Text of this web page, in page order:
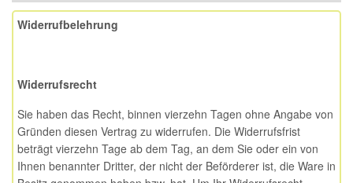
Widerrufbelehrung
Widerrufsrecht
Sie haben das Recht, binnen vierzehn Tagen ohne Angabe von
Gründen diesen Vertrag zu widerrufen. Die Widerrufsfrist
beträgt vierzehn Tage ab dem Tag, an dem Sie oder ein von
Ihnen benannter Dritter, der nicht der Beförderer ist, die Ware in